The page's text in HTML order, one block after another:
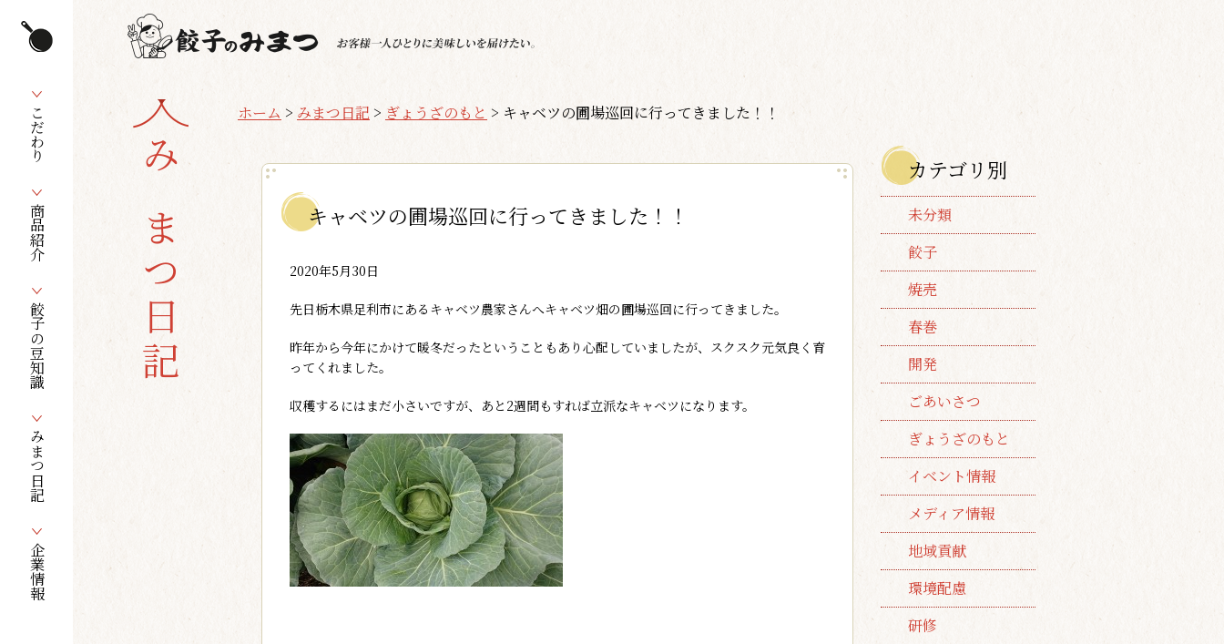
こだわり
商品紹介
餃子の豆知識
みまつ日記
企業情報
みまつ日記
ホーム > みまつ日記 > ぎょうざのもと > キャベツの圃場巡回に行ってきました！！
キャベツの圃場巡回に行ってきました！！
2020年5月30日
先日栃木県足利市にあるキャベツ農家さんへキャベツ畑の圃場巡回に行ってきました。
昨年から今年にかけて暖冬だったということもあり心配していましたが、スクスク元気良く育
ってくれました。
収穫するにはまだ小さいですが、あと2週間もすれば立派なキャベツになります。
カテゴリ別
未分類
餃子
焼売
春巻
開発
ごあいさつ
ぎょうざのもと
イベント情報
メディア情報
地域貢献
環境配慮
研修